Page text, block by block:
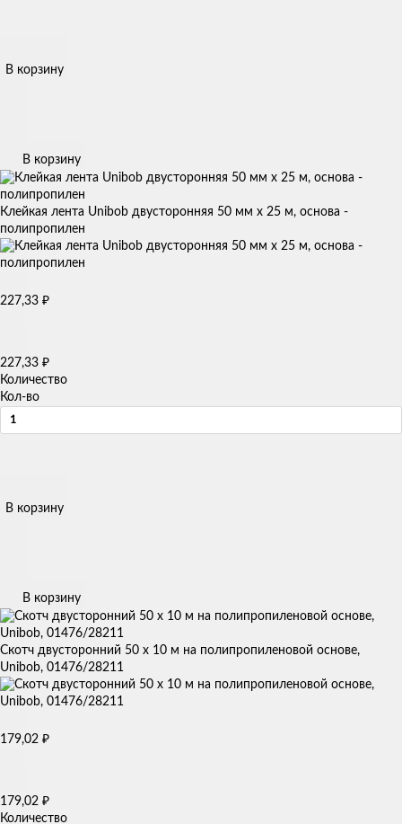
В корзину
В корзину
Клейкая лента Unibob двусторонняя 50 мм х 25 м, основа -
полипропилен
227,33 ₽
227,33 ₽
Количество
Кол-во
В корзину
В корзину
Скотч двусторонний 50 х 10 м на полипропиленовой основе,
Unibob, 01476/28211
179,02 ₽
179,02 ₽
Количество